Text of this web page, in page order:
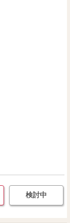
検討中